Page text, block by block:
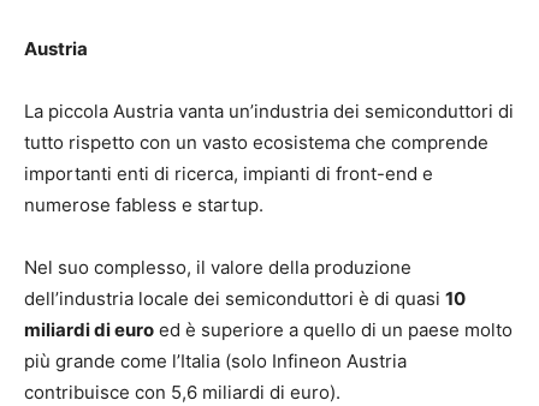
Austria
La piccola Austria vanta un’industria dei semiconduttori di
tutto rispetto con un vasto ecosistema che comprende
importanti enti di ricerca, impianti di front-end e
numerose fabless e startup.
Nel suo complesso, il valore della produzione
dell’industria locale dei semiconduttori è di quasi 10
miliardi di euro ed è superiore a quello di un paese molto
più grande come l’Italia (solo Infineon Austria
contribuisce con 5,6 miliardi di euro).